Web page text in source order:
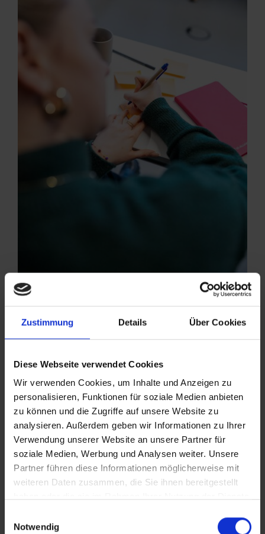
Zustimmung Details Über Cookies
Diese Webseite verwendet Cookies
Wir verwenden Cookies, um Inhalte und Anzeigen zu
personalisieren, Funktionen für soziale Medien anbieten
zu können und die Zugriffe auf unsere Website zu
analysieren. Außerdem geben wir Informationen zu Ihrer
Verwendung unserer Website an unsere Partner für
soziale Medien, Werbung und Analysen weiter. Unsere
Partner führen diese Informationen möglicherweise mit
weiteren Daten zusammen, die Sie ihnen bereitgestellt
Weitere Informationen zur Datenverarbeitung stehen in
Notwendig